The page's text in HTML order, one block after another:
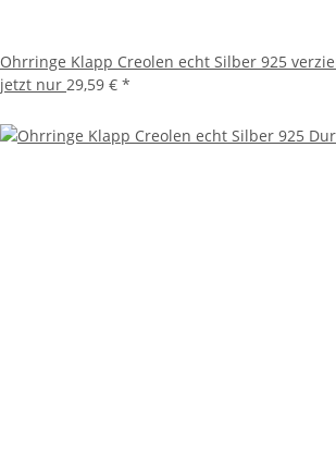
Ohrringe Klapp Creolen echt Silber 925
jetzt nur 29,59 € *